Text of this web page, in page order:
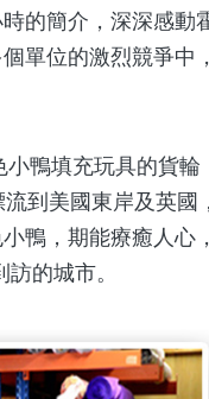
的簡介，深深感動
單位的激烈競爭中，
鴨填充玩具的貨輪
到美國東岸及英國，
鴨，期能療癒人心，
的城市。